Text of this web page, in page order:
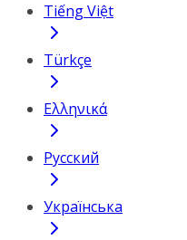
Tiếng Việt
Türkçe
Ελληνικά
Русский
Українська